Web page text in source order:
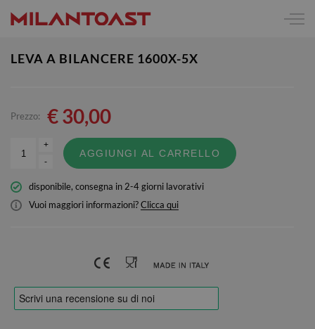
LEVA A BILANCERE 1600X-5X
Prezzo: €30,00
+
-
AGGIUNGI AL CARRELLO
disponibile, consegna in 2-4 giorni lavorativi
Vuoi maggiori informazioni?Clicca qui